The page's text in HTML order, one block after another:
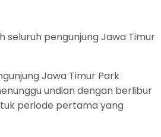
seluruh pengunjung Jawa Timur
Jawa Timur Park
undian dengan berlibur
periode pertama yang